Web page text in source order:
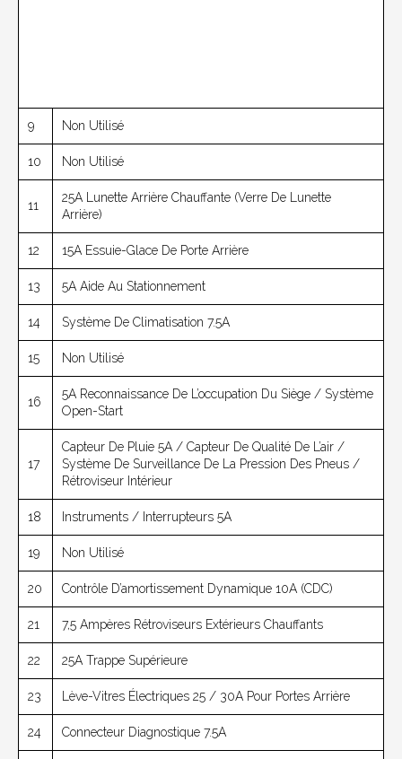
9 Non Utilisé
10 Non Utilisé
11
25A Lunette Arrière Chauffante (verre De Lunette
Arrière)
12 15A Essuie-Glace De Porte Arrière
13 5A Aide Au Stationnement
14 Système De Climatisation 7.5A
15 Non Utilisé
16
5A Reconnaissance De L’occupation Du Siège / Système
Open-Start
17
Capteur De Pluie 5A / Capteur De Qualité De L’air /
Système De Surveillance De La Pression Des Pneus /
Rétroviseur Intérieur
18 Instruments / Interrupteurs 5A
19 Non Utilisé
20 Contrôle D’amortissement Dynamique 10A (CDC)
21 7,5 Ampères Rétroviseurs Extérieurs Chauffants
22 25A Trappe Supérieure
23 Lève-Vitres Électriques 25 / 30A Pour Portes Arrière
24 Connecteur Diagnostique 7.5A